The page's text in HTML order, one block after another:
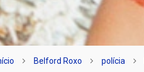
Belford Roxo polícia